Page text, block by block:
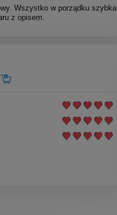
Wszystko w porządku szybka
z opisem.